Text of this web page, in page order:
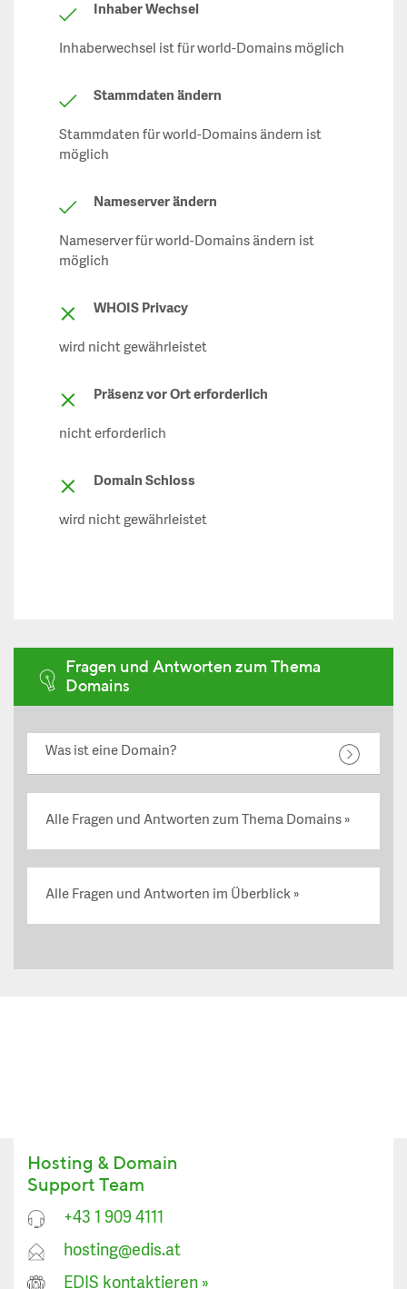
Inhaber Wechsel
Inhaberwechsel ist für world-Domains möglich
Stammdaten ändern
Stammdaten für world-Domains ändern ist
möglich
Nameserver ändern
Nameserver für world-Domains ändern ist
möglich
WHOIS Privacy
wird nicht gewährleistet
Präsenz vor Ort erforderlich
nicht erforderlich
Domain Schloss
wird nicht gewährleistet
Fragen und Antworten zum Thema
Domains
Was ist eine Domain?
Alle Fragen und Antworten zum Thema Domains
Alle Fragen und Antworten im Überblick
Hosting & Domain
Support Team
+43 1 909 4111
hosting@edis.at
EDIS kontaktieren »